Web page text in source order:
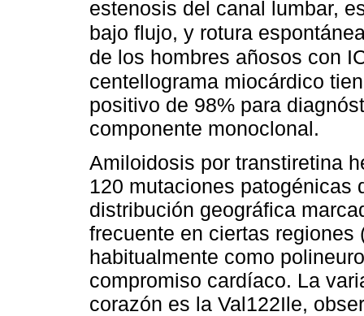
estenosis del canal lumbar,
bajo flujo, y rotura
de los hombres añosos con
centellograma miocárdico
positivo de 98% para
componente monoclonal.
Amiloidosis por transtiretina
120 mutaciones patogénicas
distribución geográfica
frecuente en ciertas
habitualmente como
compromiso cardíaco. La
corazón es la Val122Ile,